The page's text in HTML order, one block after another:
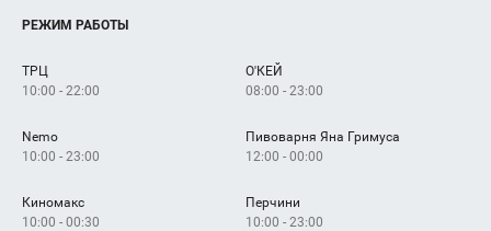
Услуги
Рекламодателям
Как добраться
РЕЖИМ РАБОТЫ
ТРЦ
10:00 - 22:00
О'КЕЙ
08:00 - 23:00
Nemo
10:00 - 23:00
Пивоварня Яна Гримуса
12:00 - 00:00
Киномакс
10:00 - 00:30
Перчини
10:00 - 23:00